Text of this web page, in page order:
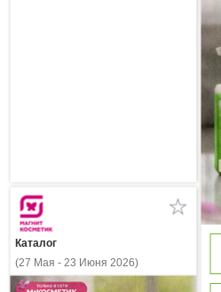
Каталог
(27 Мая - 23 Июня 2026)